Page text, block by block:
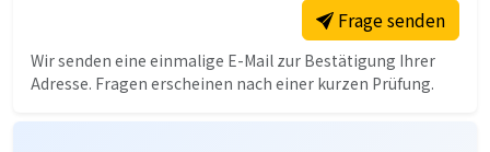
Frage senden
Wir senden eine einmalige E-Mail zur Bestätigung Ihrer
Adresse. Fragen erscheinen nach einer kurzen Prüfung.